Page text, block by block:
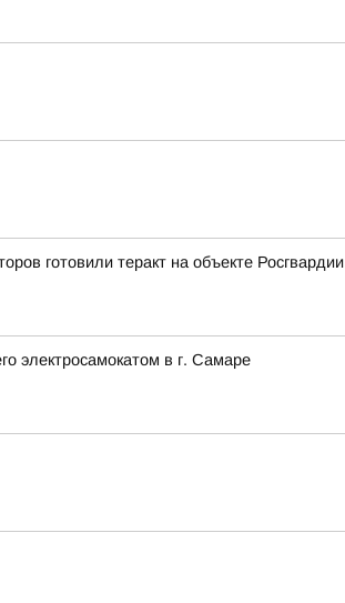
готовили теракт на объекте Росгвардии
электросамокатом в г. Самаре